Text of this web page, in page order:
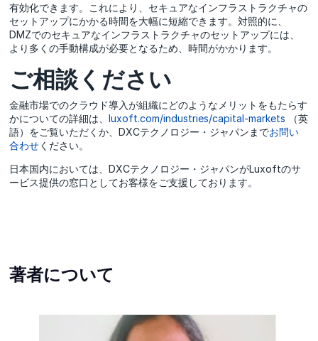
有効化できます。これにより、セキュアなインフラストラクチャの
セットアップにかかる時間を大幅に短縮できます。対照的に、
DMZでのセキュアなインフラストラクチャのセットアップには、
より多くの手動構成が必要となるため、時間がかかります。
ご相談ください
金融市場でのクラウド導入が組織にどのようなメリットをもたらす
かについての詳細は、luxoft.com/industries/capital-markets （英
語）をご覧いただくか、DXCテクノロジー・ジャパンまでお問い
合わせください。
日本国内においては、DXCテクノロジー・ジャパンがLuxoftのサ
ービス提供の窓口としてお客様をご支援しております。
著者について